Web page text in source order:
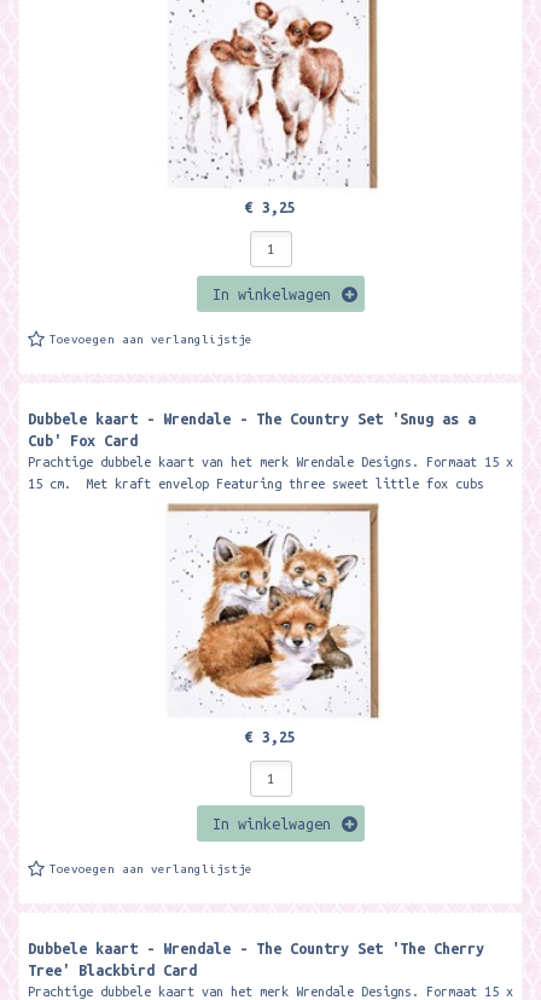
€ 3,25
In winkelwagen
Toevoegen aan verlanglijstje
Dubbele kaart - Wrendale - The Country Set 'Snug as a
Cub' Fox Card
Prachtige dubbele kaart van het merk Wrendale Designs. Formaat 15 x
15 cm. Met kraft envelop Featuring three sweet little fox cubs
€ 3,25
In winkelwagen
Toevoegen aan verlanglijstje
Dubbele kaart - Wrendale - The Country Set 'The Cherry
Tree' Blackbird Card
Prachtige dubbele kaart van het merk Wrendale Designs. Formaat 15 x